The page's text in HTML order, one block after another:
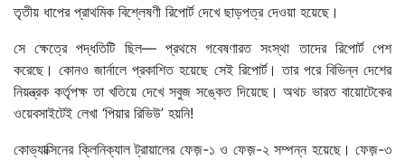
তৃতীয় ধাপের প্রাথমিক বিশ্লেষণী রিপোর্ট দেখে ছাড়পত্র দেওয়া হয়েছে।
সে ক্ষেত্রে পদ্ধতিটি ছিল— প্রথমে গবেষণারত সংস্থা তাদের রিপোর্ট পেশ
করেছে। কোনও জার্নালে প্রকাশিত হয়েছে সেই রিপোর্ট। তার পরে বিভিন্ন দেশের
নিয়ন্ত্রক কর্তৃপক্ষ তা খতিয়ে দেখে সবুজ সঙ্কেত দিয়েছে। অথচ ভারত বায়োটেকের
ওয়েবসাইটেই লেখা ‘পিয়ার রিভিউ’ হয়নি!
কোভ্যাক্সিনের ক্লিনিক্যাল ট্রায়ালের ফেজ়-১ ও ফেজ়-২ সম্পন্ন হয়েছে। ফেজ়-৩